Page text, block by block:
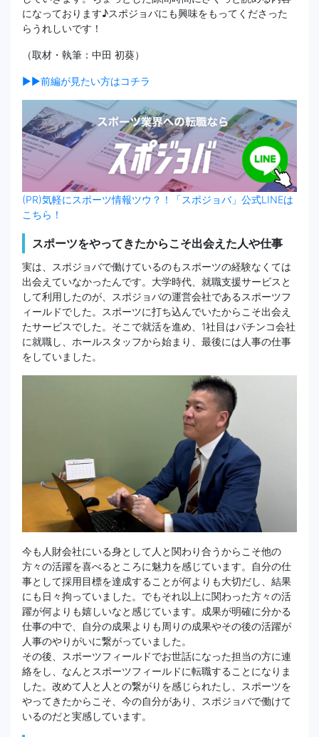
になっております♪スポジョバにも興味をもってくださった
らうれしいです！
（取材・執筆：中田 初葵）
▶▶前編が見たい方はコチラ
(PR)気軽にスポーツ情報ツウ？！「スポジョバ」公式LINEは
こちら！
スポーツをやってきたからこそ出会えた人や仕事
実は、スポジョバで働けているのもスポーツの経験なくては
出会えていなかったんです。大学時代、就職支援サービスと
して利用したのが、スポジョバの運営会社であるスポーツフ
ィールドでした。スポーツに打ち込んでいたからこそ出会え
たサービスでした。そこで就活を進め、1社目はパチンコ会社
に就職し、ホールスタッフから始まり、最後には人事の仕事
をしていました。
今も人財会社にいる身として人と関わり合うからこそ他の
方々の活躍を喜べるところに魅力を感じています。自分の仕
事として採用目標を達成することが何よりも大切だし、結果
にも日々拘っていました。でもそれ以上に関わった方々の活
躍が何よりも嬉しいなと感じています。成果が明確に分かる
仕事の中で、自分の成果よりも周りの成果やその後の活躍が
人事のやりがいに繋がっていました。
その後、スポーツフィールドでお世話になった担当の方に連
絡をし、なんとスポーツフィールドに転職することになりま
した。改めて人と人との繋がりを感じられたし、スポーツを
やってきたからこそ、今の自分があり、スポジョバで働けて
いるのだと実感しています。